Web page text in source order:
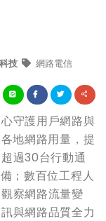
技 網路電信
守護用戶網路與
地網路用量，提
過30台行動通
；數百位工程人
察網路流量變
與網路品質全力